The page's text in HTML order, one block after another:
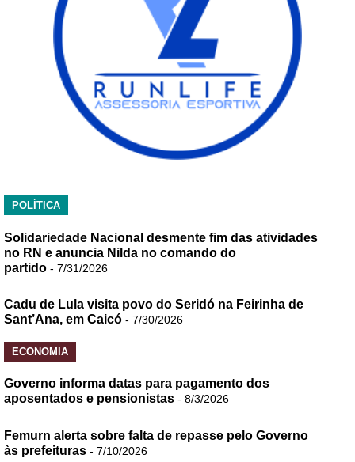
POLÍTICA
Solidariedade Nacional desmente fim das atividades
no RN e anuncia Nilda no comando do
partido - 7/31/2026
Cadu de Lula visita povo do Seridó na Feirinha de
Sant’Ana, em Caicó - 7/30/2026
ECONOMIA
Governo informa datas para pagamento dos
aposentados e pensionistas - 8/3/2026
Femurn alerta sobre falta de repasse pelo Governo
às prefeituras - 7/10/2026